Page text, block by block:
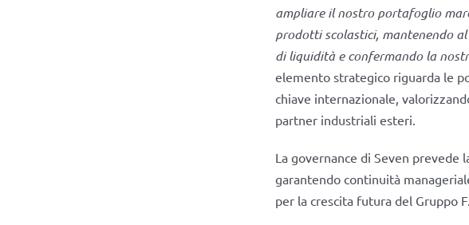
ampliare il nostro portafoglio
prodotti scolastici, mantenendo
di liquidità e confermando la
elemento strategico riguarda le
chiave internazionale,
partner industriali esteri.
La governance di Seven prevede
garantendo continuità
per la crescita futura del Gruppo